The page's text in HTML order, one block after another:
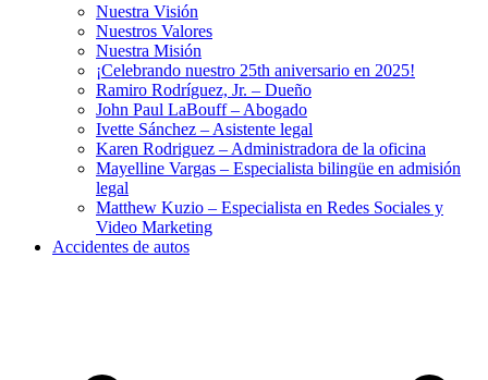
Nuestra Visión
Nuestros Valores
Nuestra Misión
¡Celebrando nuestro 25th aniversario en 2025!
Ramiro Rodríguez, Jr. – Dueño
John Paul LaBouff – Abogado
Ivette Sánchez – Asistente legal
Karen Rodriguez – Administradora de la oficina
Mayelline Vargas – Especialista bilingüe en admisión
legal
Matthew Kuzio – Especialista en Redes Sociales y
Video Marketing
Accidentes de autos